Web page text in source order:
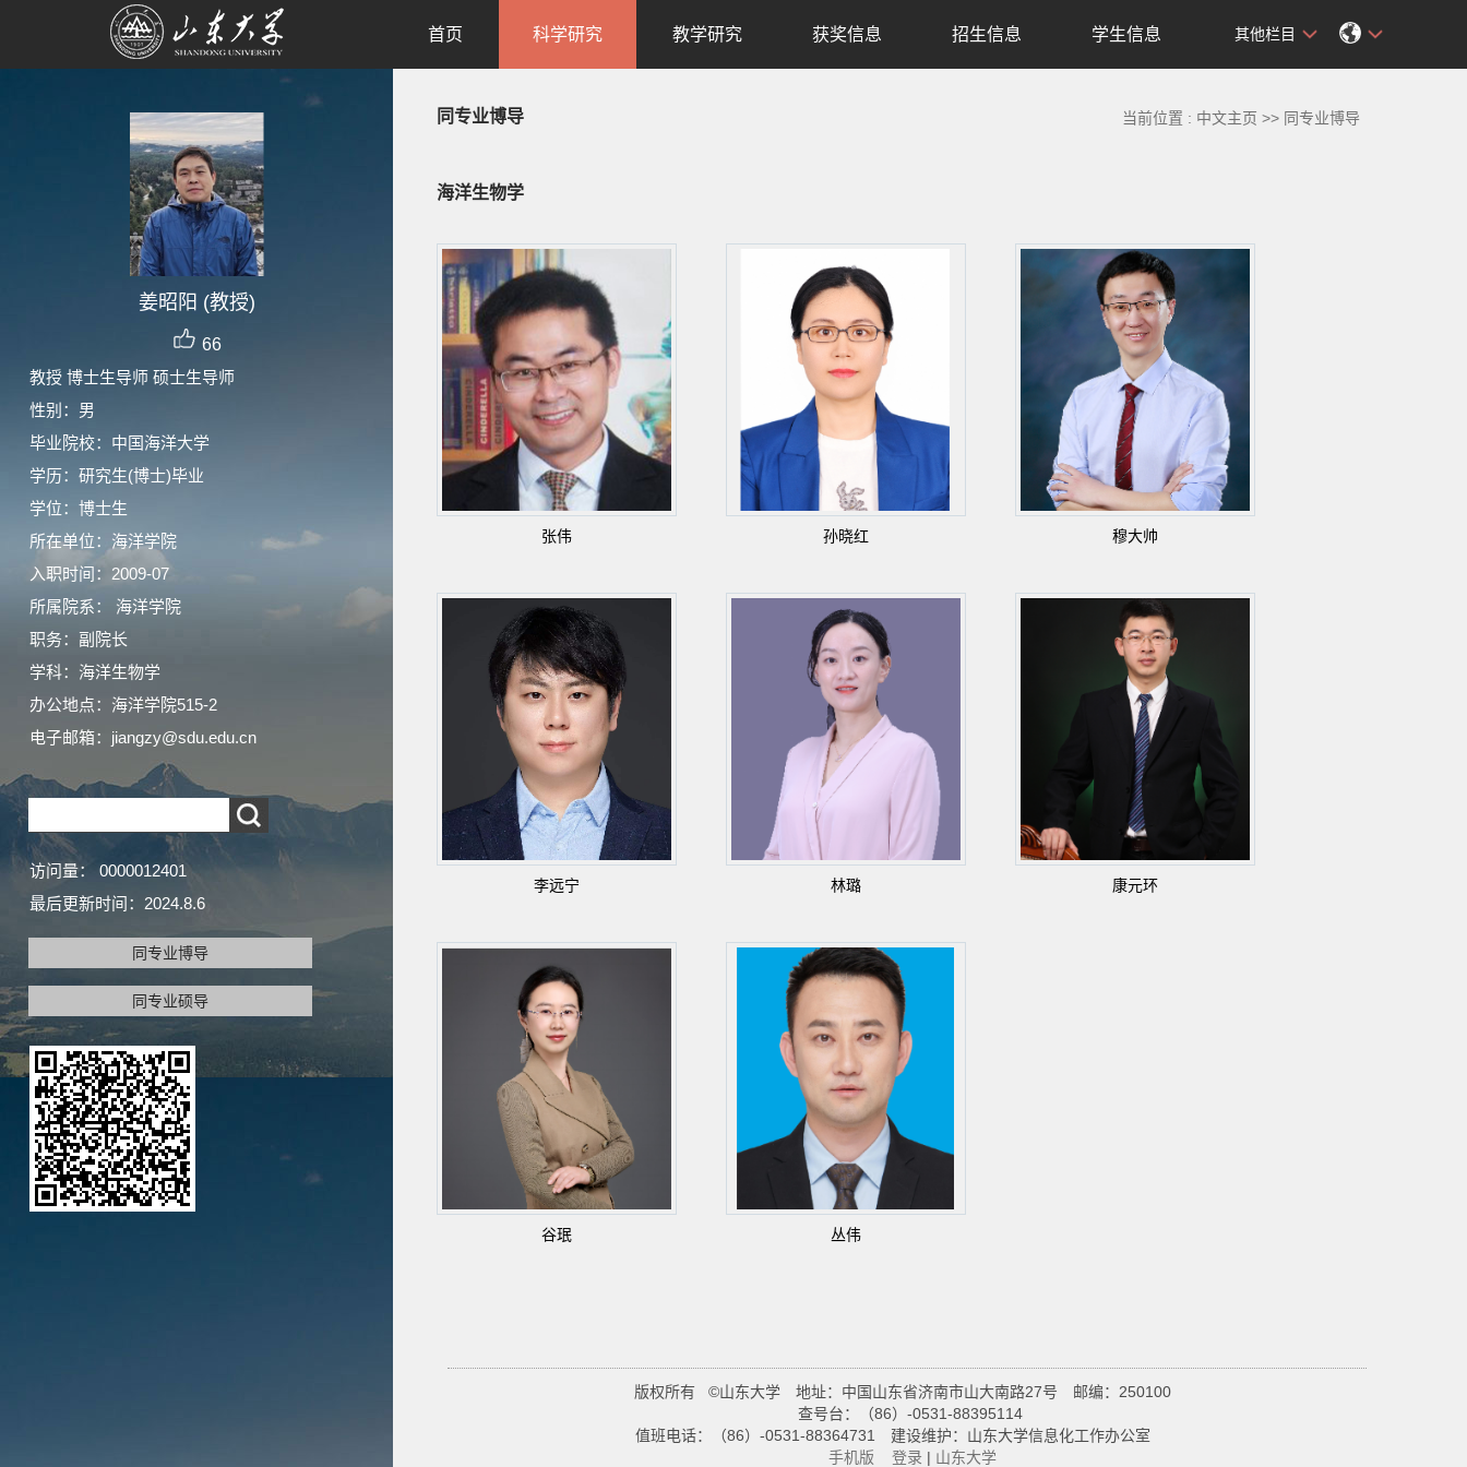
姜昭阳 (教授)
66
教授 博士生导师 硕士生导师
性别：男
毕业院校：中国海洋大学
学历：研究生(博士)毕业
学位：博士生
所在单位：海洋学院
入职时间：2009-07
所属院系： 海洋学院
职务：副院长
学科：海洋生物学
办公地点：海洋学院515-2
电子邮箱： jiangzy@sdu.edu.cn
访问量： 0000012401
最后更新时间： 2024.8.6
同专业博导
同专业硕导
首页 科学研究 教学研究 获奖信息 招生信息 学生信息 其他栏目
同专业博导 当前位置 : 中文主页 >> 同专业博导
海洋生物学
张伟 孙晓红 穆大帅
李远宁 林璐 康元环
谷珉 丛伟
版权所有 ©山东大学 地址：中国山东省济南市山大南路27号 邮编：250100
查号台：（86）-0531-88395114
值班电话：（86）-0531-88364731 建设维护：山东大学信息化工作办公室
手机版
登录 | 山东大学